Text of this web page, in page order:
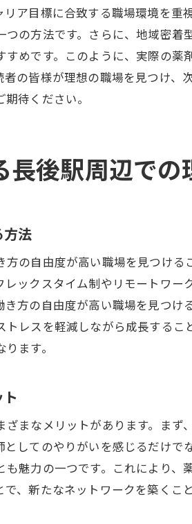
地域医療における調剤薬局の役
長後駅エリアでの在宅医療を支
調剤薬局での実践的スキルを身
地域医療に貢献するための活動
調剤薬局でのコミュニティ形成
剤薬局求人を活用し長後駅で新た
成功する転職活動のためのステ
求人情報サイトとその効果的な
転職活動での自己PRと面接対策
長後駅周辺での職探しで知って
理想の職場を見つけるためのネ
ア目標に合致する職場環境を
の方法です。さらに、地域密
めです。このように、実際の
の皆様が理想の職場を見つけ
待ください。
長後駅周辺で
方法
の自由度が高い職場を見つけ
ックスタイム制やリモートワ
方の自由度が高い職場を見つ
レスを軽減しながら成長する
ます。
まなメリットがあります。ま
してのやりがいを感じるだけ
魅力の一つです。これにより
、新たなネットワークを築く